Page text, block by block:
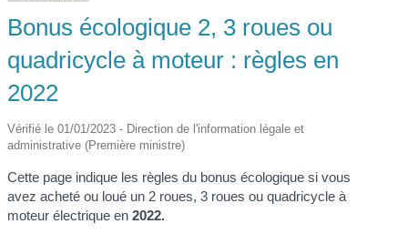
Bonus écologique 2, 3 roues ou
quadricycle à moteur : règles en
2022
Vérifié le 01/01/2023 - Direction de l'information légale et
administrative (Première ministre)
Cette page indique les règles du bonus écologique si vous
avez acheté ou loué un 2 roues, 3 roues ou quadricycle à
moteur électrique en2022.